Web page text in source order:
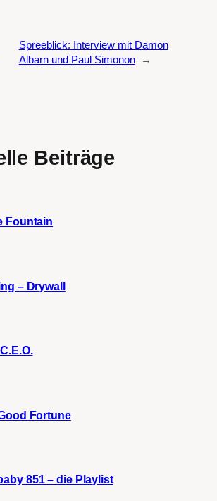
Spreeblick: Interview mit Damon
Albarn und Paul Simonon
→
Beiträge
Fountain
– Drywall
Fortune
851 – die Playlist